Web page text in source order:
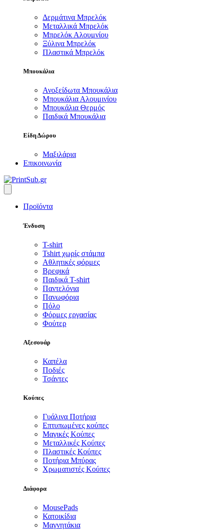
Δερμάτινα Μπρελόκ
Μεταλλικά Μπρελόκ
Μπρελόκ Αλουμνίου
Ξύλινα Μπρελόκ
Πλαστικά Μπρελόκ
Μπουκάλια
Ανοξείδωτα Μπουκάλια
Μπουκάλια Αλουμινίου
Μπουκάλια Θερμός
Παιδικά Μπουκάλια
Είδη Δώρου
Μαξιλάρια
Επικοινωνία
Προϊόντα
Ένδυση
T-shirt
Tshirt χωρίς στάμπα
Αθλητικές φόρμες
Βρεφικά
Παιδικά T-shirt
Παντελόνια
Πανωφόρια
Πόλο
Φόρμες εργασίας
Φούτερ
Αξεσουάρ
Καπέλα
Ποδιές
Τσάντες
Κούπες
Γυάλινα Ποτήρια
Επτυπωμένες κούπες
Μαγικές Κούπες
Μεταλλικές Κούπες
Πλαστικές Κούπες
Ποτήρια Μπύρας
Χρωματιστές Κούπες
Διάφορα
MousePads
Κατοικίδια
Μαγνητάκια